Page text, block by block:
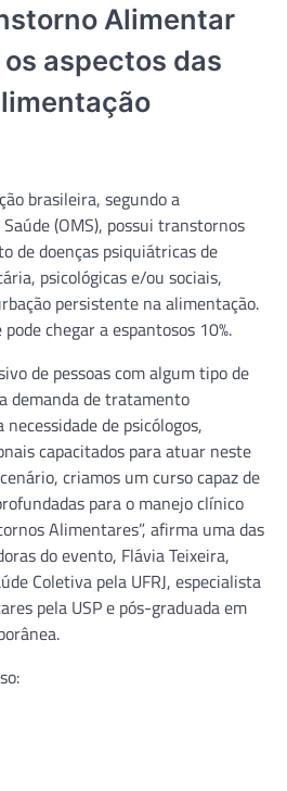
Alimentar
aspectos das
brasileira, segundo a
(OMS), possui transtornos
de doenças psiquiátricas de
psicológicas e/ou sociais,
persistente na alimentação.
chegar a espantosos 10%.
de pessoas com algum tipo de
demanda de tratamento
de psicólogos,
capacitados para atuar neste
criamos um curso capaz de
para o manejo clínico
Alimentares”, afirma uma das
do evento, Flávia Teixeira,
Coletiva pela UFRJ, especialista
pela USP e pós-graduada em